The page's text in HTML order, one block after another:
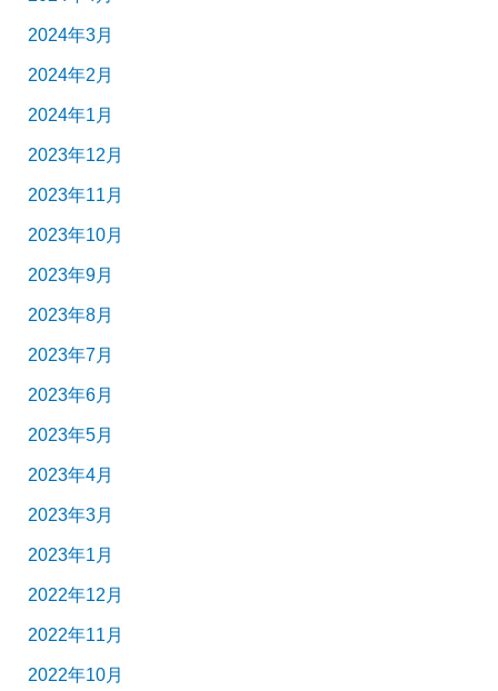
2024年3月
2024年2月
2024年1月
2023年12月
2023年11月
2023年10月
2023年9月
2023年8月
2023年7月
2023年6月
2023年5月
2023年4月
2023年3月
2023年1月
2022年12月
2022年11月
2022年10月